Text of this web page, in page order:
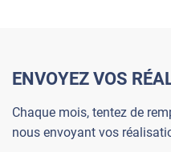
ENVOYEZ VOS
Chaque mois, tentez de
nous envoyant vos